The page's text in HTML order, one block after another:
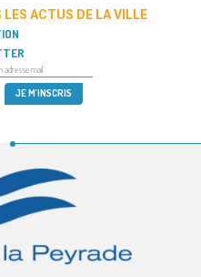
ACTUS DE LA VILLE